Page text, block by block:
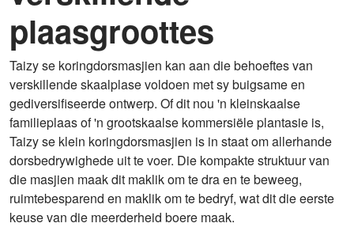
plaasgroottes
Taizy se koringdorsmasjien kan aan die behoeftes van
verskillende skaalplase voldoen met sy buigsame en
gediversifiseerde ontwerp. Of dit nou 'n kleinskaalse
familieplaas of 'n grootskaalse kommersiële plantasie is,
Taizy se klein koringdorsmasjien is in staat om allerhande
dorsbedrywighede uit te voer. Die kompakte struktuur van
die masjien maak dit maklik om te dra en te beweeg,
ruimtebesparend en maklik om te bedryf, wat dit die eerste
keuse van die meerderheid boere maak.